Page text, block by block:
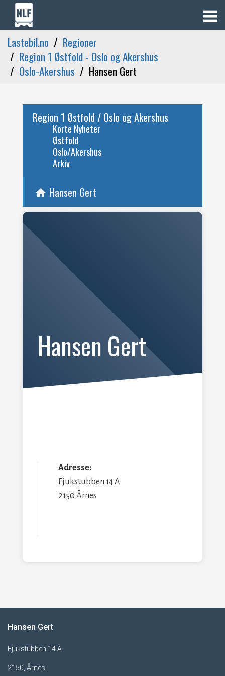
Lastebil.no
Regioner
Region 1 Østfold - Oslo og Akershus
Oslo-Akershus
Hansen Gert
Region 1 Østfold / Oslo og Akershus
Korte Nyheter
Østfold
Oslo/Akershus
Arkiv
home Hansen Gert
Hansen Gert
Adresse:
Fjukstubben 14 A
2150 Årnes
Hansen Gert
Fjukstubben 14 A
2150, Årnes